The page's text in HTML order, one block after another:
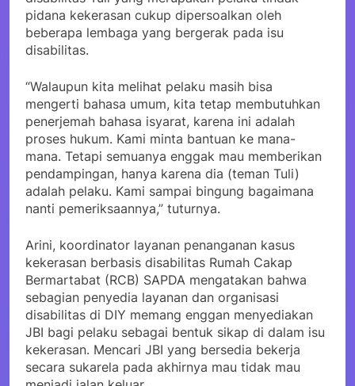
pidana kekerasan cukup dipersoalkan oleh
beberapa lembaga yang bergerak pada isu
disabilitas.
“Walaupun kita melihat pelaku masih bisa
mengerti bahasa umum, kita tetap membutuhkan
penerjemah bahasa isyarat, karena ini adalah
proses hukum. Kami minta bantuan ke mana-
mana. Tetapi semuanya enggak mau memberikan
pendampingan, hanya karena dia (teman Tuli)
adalah pelaku. Kami sampai bingung bagaimana
nanti pemeriksaannya,” tuturnya.
Arini, koordinator layanan penanganan kasus
kekerasan berbasis disabilitas Rumah Cakap
Bermartabat (RCB) SAPDA mengatakan bahwa
sebagian penyedia layanan dan organisasi
disabilitas di DIY memang enggan menyediakan
JBI bagi pelaku sebagai bentuk sikap di dalam isu
kekerasan. Mencari JBI yang bersedia bekerja
secara sukarela pada akhirnya mau tidak mau